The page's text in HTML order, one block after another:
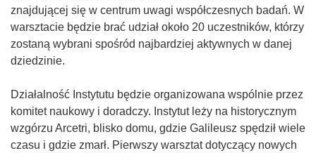
znajdującej się w centrum uwagi współczesnych badań. W
warsztacie będzie brać udział około 20 uczestników, którzy
zostaną wybrani spośród najbardziej aktywnych w danej
dziedzinie.
Działalność Instytutu będzie organizowana wspólnie przez
komitet naukowy i doradczy. Instytut leży na historycznym
wzgórzu Arcetri, blisko domu, gdzie Galileusz spędził wiele
czasu i gdzie zmarł. Pierwszy warsztat dotyczący nowych